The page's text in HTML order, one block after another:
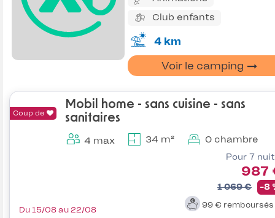
Club enfants
4 km
Voir le camping
Coup de
Mobil home - sans cuisine - sans
sanitaires
4 max 34 m² 0 chambre
Pour 7
987
1 069 € -8
99 € remboursés
Du 15/08 au 22/08